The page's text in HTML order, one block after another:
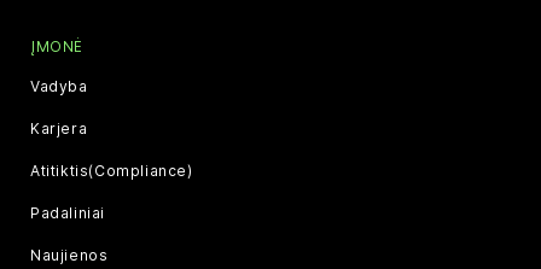
ĮMONĖ
Vadyba
Karjera
Atitiktis(Compliance)
Padaliniai
Naujienos